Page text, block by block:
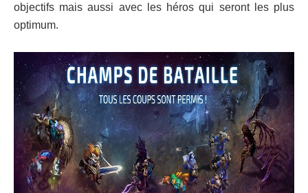
objectifs mais aussi avec les héros qui seront les plus
optimum.